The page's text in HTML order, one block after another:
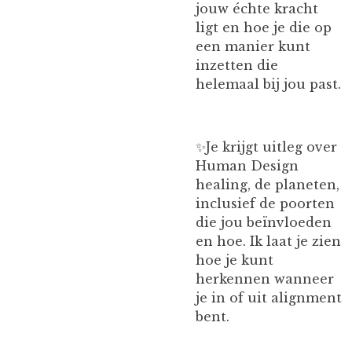
jouw échte kracht
ligt en hoe je die op
een manier kunt
inzetten die
helemaal bij jou past.
✨️Je krijgt uitleg over
Human Design
healing, de planeten,
inclusief de poorten
die jou beïnvloeden
en hoe. Ik laat je zien
hoe je kunt
herkennen wanneer
je in of uit alignment
bent.